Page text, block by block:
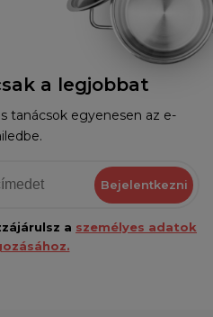
a legjobbat
tanácsok egyenesen az e-
Bejelentkezni
a személyes adatok